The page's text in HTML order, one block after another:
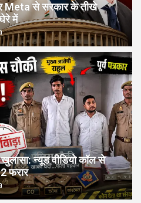
Meta से सरकार के तीखे
में
न्यूड वीडियो कॉल से
फरार